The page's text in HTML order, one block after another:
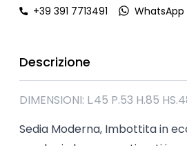
+39 391 7713491
WhatsApp
Descrizione
DIMENSIONI: L.45 P.53 H.85
Sedia Moderna, Imbottita in